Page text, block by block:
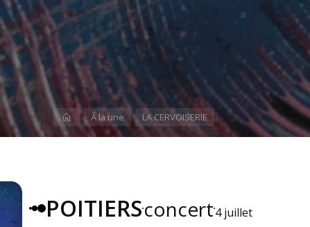
À la une LA CERVOISERIE
POITIERSconcert4 juillet